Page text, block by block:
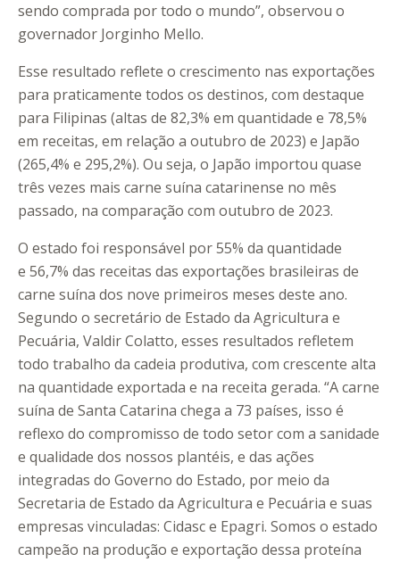
sendo comprada por todo o mundo”, observou o
governador Jorginho Mello.
Esse resultado reflete o crescimento nas exportações
para praticamente todos os destinos, com destaque
para Filipinas (altas de 82,3% em quantidade e 78,5%
em receitas, em relação a outubro de 2023) e Japão
(265,4% e 295,2%). Ou seja, o Japão importou quase
três vezes mais carne suína catarinense no mês
passado, na comparação com outubro de 2023.
O estado foi responsável por 55% da quantidade
e 56,7% das receitas das exportações brasileiras de
carne suína dos nove primeiros meses deste ano.
Segundo o secretário de Estado da Agricultura e
Pecuária, Valdir Colatto, esses resultados refletem
todo trabalho da cadeia produtiva, com crescente alta
na quantidade exportada e na receita gerada. “A carne
suína de Santa Catarina chega a 73 países, isso é
reflexo do compromisso de todo setor com a sanidade
e qualidade dos nossos plantéis, e das ações
integradas do Governo do Estado, por meio da
Secretaria de Estado da Agricultura e Pecuária e suas
empresas vinculadas: Cidasc e Epagri. Somos o estado
campeão na produção e exportação dessa proteína